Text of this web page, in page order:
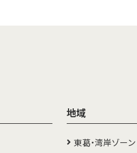
地域
東葛・湾岸ゾーン